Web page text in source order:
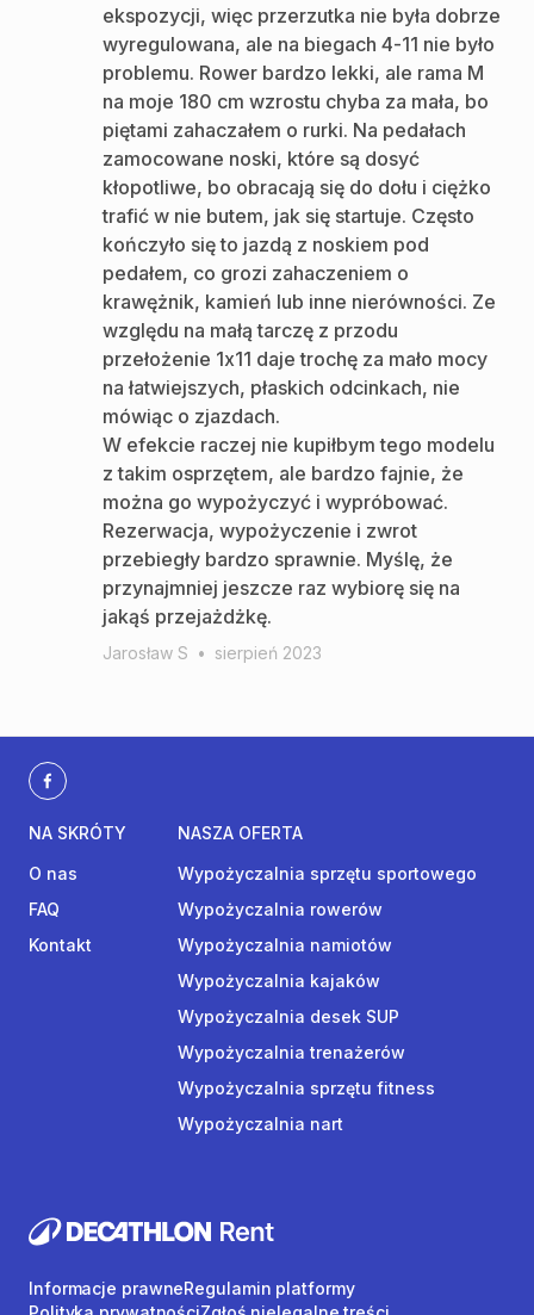
ekspozycji, więc przerzutka nie była dobrze
wyregulowana, ale na biegach 4-11 nie było
problemu. Rower bardzo lekki, ale rama M
na moje 180 cm wzrostu chyba za mała, bo
piętami zahaczałem o rurki. Na pedałach
zamocowane noski, które są dosyć
kłopotliwe, bo obracają się do dołu i ciężko
trafić w nie butem, jak się startuje. Często
kończyło się to jazdą z noskiem pod
pedałem, co grozi zahaczeniem o
krawężnik, kamień lub inne nierówności. Ze
względu na małą tarczę z przodu
przełożenie 1x11 daje trochę za mało mocy
na łatwiejszych, płaskich odcinkach, nie
mówiąc o zjazdach.
W efekcie raczej nie kupiłbym tego modelu
z takim osprzętem, ale bardzo fajnie, że
można go wypożyczyć i wypróbować.
Rezerwacja, wypożyczenie i zwrot
przebiegły bardzo sprawnie. Myślę, że
przynajmniej jeszcze raz wybiorę się na
jakąś przejażdżkę.
Jarosław S • sierpień 2023
NA SKRÓTY
O nas
FAQ
Kontakt
NASZA OFERTA
Wypożyczalnia sprzętu sportowego
Wypożyczalnia rowerów
Wypożyczalnia namiotów
Wypożyczalnia kajaków
Wypożyczalnia desek SUP
Wypożyczalnia trenażerów
Wypożyczalnia sprzętu fitness
Wypożyczalnia nart
Informacje prawneRegulamin platformy